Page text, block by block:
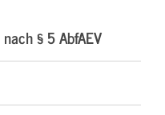
§ 5 AbfAEV